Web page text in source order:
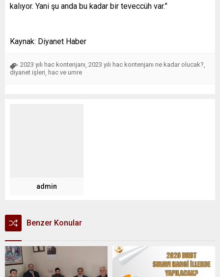
kalıyor. Yani şu anda bu kadar bir teveccüh var.”
Kaynak: Diyanet Haber
2023 yılı hac kontenjanı 2023 yılı hac kontenjanı ne kadar olucak?
diyanet işleri hac ve umre
admin
Benzer Konular